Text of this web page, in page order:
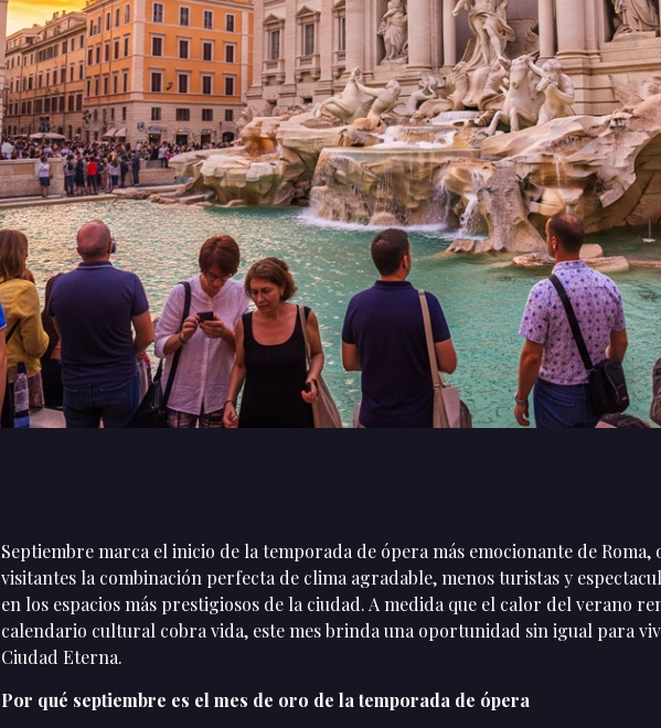
Septiembre marca el inicio de la temporada de ópera más emocionante de Roma,
visitantes la combinación perfecta de clima agradable, menos turistas y
en los espacios más prestigiosos de la ciudad. A medida que el calor del verano
calendario cultural cobra vida, este mes brinda una oportunidad sin igual para
Ciudad Eterna.
Por qué septiembre es el mes de oro de la temporada de ópera